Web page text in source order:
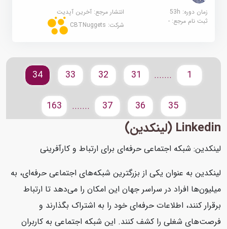
زمان دوره: 53h
انتشار مرجع:آخرین آپدیت
ثبت نام مرجع:- شرکت:CBTNuggets
.......
31
32
33
34
35
36
37
.......
163
Linkedin (لینکدین)
لینکدین: شبکه اجتماعی حرفه‌ای برای ارتباط و کارآفرینی
لینکدین به عنوان یکی از بزرگترین شبکه‌های اجتماعی حرفه‌ای، به
میلیون‌ها افراد در سراسر جهان این امکان را می‌دهد تا ارتباط
برقرار کنند، اطلاعات حرفه‌ای خود را به اشتراک بگذارند و
فرصت‌های شغلی را کشف کنند. این شبکه اجتماعی به کاربران